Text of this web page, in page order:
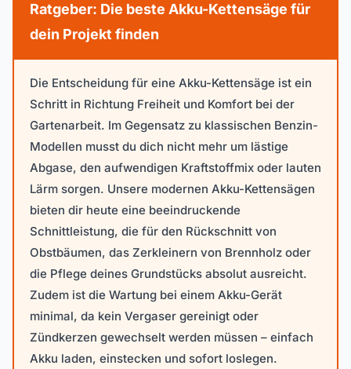
Ratgeber: Die beste Akku-Kettensäge für
dein Projekt finden
Die Entscheidung für eine Akku-Kettensäge ist ein
Schritt in Richtung Freiheit und Komfort bei der
Gartenarbeit. Im Gegensatz zu klassischen Benzin-
Modellen musst du dich nicht mehr um lästige
Abgase, den aufwendigen Kraftstoffmix oder lauten
Lärm sorgen. Unsere modernen Akku-Kettensägen
bieten dir heute eine beeindruckende
Schnittleistung, die für den Rückschnitt von
Obstbäumen, das Zerkleinern von Brennholz oder
die Pflege deines Grundstücks absolut ausreicht.
Zudem ist die Wartung bei einem Akku-Gerät
minimal, da kein Vergaser gereinigt oder
Zündkerzen gewechselt werden müssen – einfach
Akku laden, einstecken und sofort loslegen.